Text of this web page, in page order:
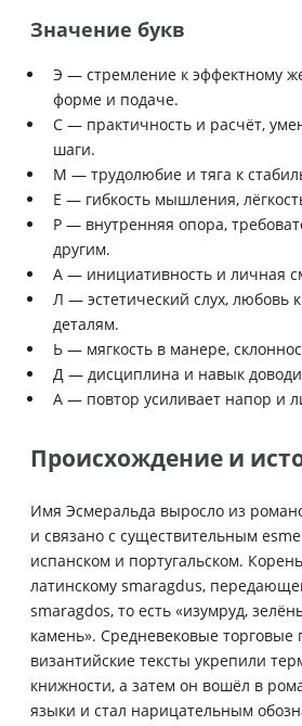
Значение букв
Э — стремление к эффектному
форме и подаче.
С — практичность и расчёт,
шаги.
М — трудолюбие и тяга к
Е — гибкость мышления,
Р — внутренняя опора,
другим.
А — инициативность и личная
Л — эстетический слух, любовь
деталям.
Ь — мягкость в манере,
Д — дисциплина и навык
А — повтор усиливает напор и
Происхождение и
Имя Эсмеральда выросло из
и связано с существительным
испанском и португальском.
латинскому smaragdus,
smaragdos, то есть «изумруд,
камень». Средневековые торговые
византийские тексты укрепили
книжности, а затем он вошёл в
языки и стал нарицательным